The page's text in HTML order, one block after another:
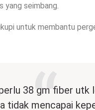
yang seimbang.
untuk membantu
38 gm fiber utk
tidak mencapai